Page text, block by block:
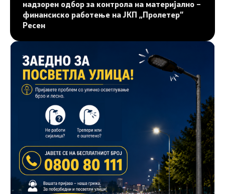
надзорен одбор за контрола на материјално –
финансиско работење на ЈКП „Пролетер“
Ресен